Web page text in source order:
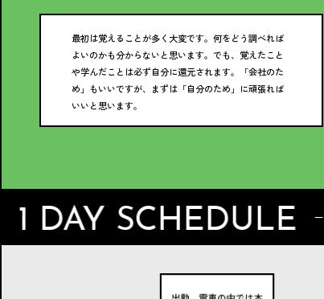
最初は覚えることが多く大変です。何をどう調べれば
よいのかも分からないと思います。でも、覚えたこと
や学んだことは必ず自分に還元されます。「会社のた
め」もいいですが、まずは「自分のため」に頑張れば
いいと思います。
SCHEDULE 一日のスケジュール